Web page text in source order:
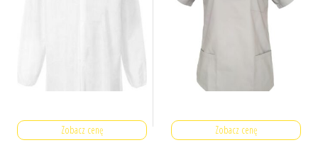
Zobacz cenę Zobacz cenę